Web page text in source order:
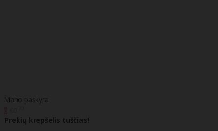
Mano paskyra
Prekių krepšelis tuščias!